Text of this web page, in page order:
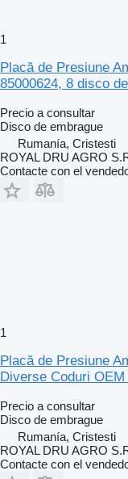
1
Placă de Presiune
85000624, 8 disco
Precio a consultar
Disco de embrague
Rumanía, Cristesti
ROYAL DRU AGRO
Contacte con el
1
Placă de Presiune
Diverse Coduri
Precio a consultar
Disco de embrague
Rumanía, Cristesti
ROYAL DRU AGRO
Contacte con el